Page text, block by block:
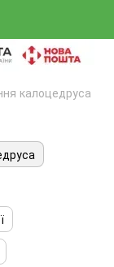
калоцедруса